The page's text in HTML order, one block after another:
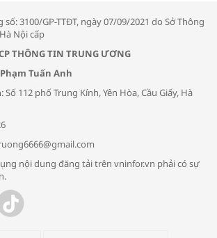
Bác sĩ tư vấn cách phòng tránh bệnh
đường hô hấp trong thời tiết giao mùa
Trao yêu thương cho em
3100/GP-TTĐT, ngày 07/09/2021 do Sở Thông
Nội cấp
THÔNG TIN TRUNG ƯƠNG
Phạm Tuấn Anh
112 phố Trung Kính, Yên Hòa, Cầu Giấy, Hà
nội dung đăng tải trên vninfor.vn phải có sự